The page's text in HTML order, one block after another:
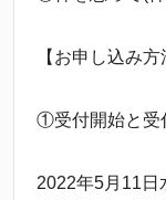
【お申し込み方
①受付開始と受
2022年5月11日